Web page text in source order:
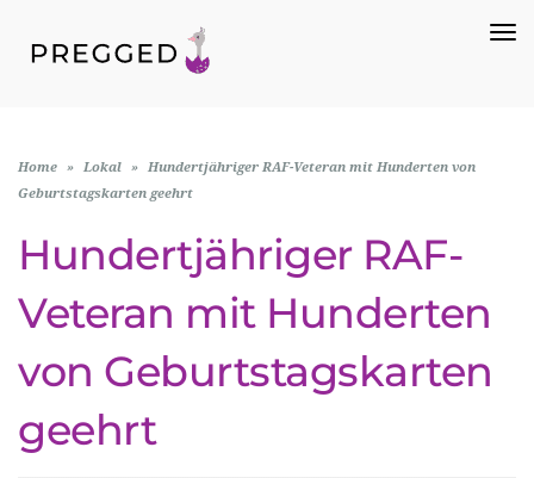
Home » Lokal »
Hundertjähriger RAF-Veteran mit Hunderten von
Geburtstagskarten geehrt
Hundertjähriger RAF-
Veteran mit Hunderten
von Geburtstagskarten
geehrt